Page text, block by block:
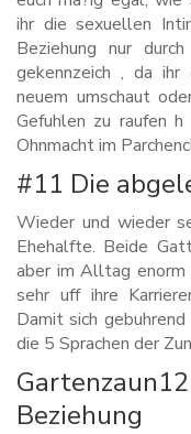
ihr die sexuellen
Beziehung nur
gekennzeich , da
neuem umschaut
Gefuhlen zu raufen h
Ohnmacht im
#11 Die
Wieder und wieder
Ehehalfte. Beide
aber im Alltag enorm
sehr uff ihre
Damit sich
die 5 Sprachen der
Beziehung